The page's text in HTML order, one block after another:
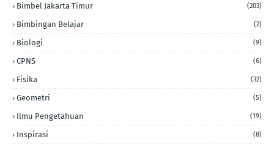
Bimbel Jakarta Timur (203)
Bimbingan Belajar (2)
Biologi (9)
CPNS (6)
Fisika (32)
Geometri (5)
Ilmu Pengetahuan (19)
Inspirasi (8)